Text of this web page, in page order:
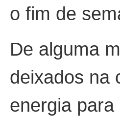
o fim de
De alguma
deixados na
energia